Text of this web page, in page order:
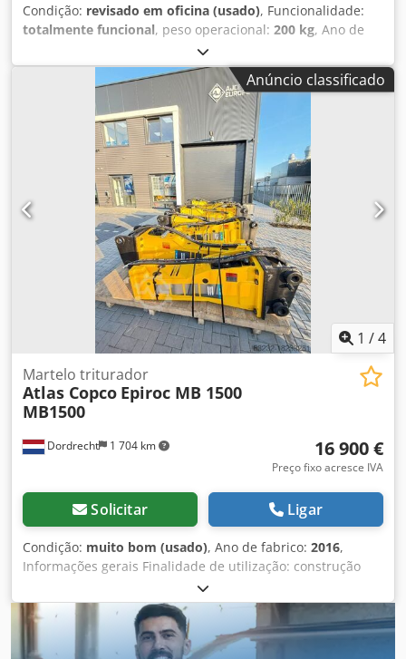
Condição: revisado em oficina (usado), Funcionalidade:
totalmente funcional, peso operacional: 200 kg, Ano de
hidráulica
demolidor hidráulico EPIROC SB 202 Com placa de
montagem Lehnhoff MS03 Mangueiras hidráulicas com
acoplamentos e 1x cinzel pontiagudo Dcsdettv Sxepfx Ai
Tjk Peso operacional 200 kg Caudal de óleo 35 l/min - 65
l/min Pressão de funcionamento 100 bar - 150 bar
Frequência de impacto 850 - 1800 impactos/min Diâmetro
da ferramenta de inserção 65 mm Comprimento de
trabalho da ferramenta 300 mm Classe de peso do
transportador 2,5 t - 6 t Potência hidráulica de entrada,
máx. 17 kW Nível de potência sonora garantida 118 dB
Anúncio classificado
1 /4
Dordrecht 1 704 km
Martelo triturador
Atlas Copco Epiroc MB 1500
MB1500
16 900 €
Preço fixo acresce IVA
Solicitar Ligar
Condição: muito bom (usado), Ano de fabrico: 2016,
Informações gerais Finalidade de utilização: construção
civil Número de referência: 4 Pesos Peso em vazio: 1.300 kg
Funcionalidades Dimensões da área de carga: 200 x 70 x
60 cm Marcação CE: sim Manutenção, histórico e estado
Dcjdpfx Aisvpq Tbj Tsk Número de proprietários: 1 Estado